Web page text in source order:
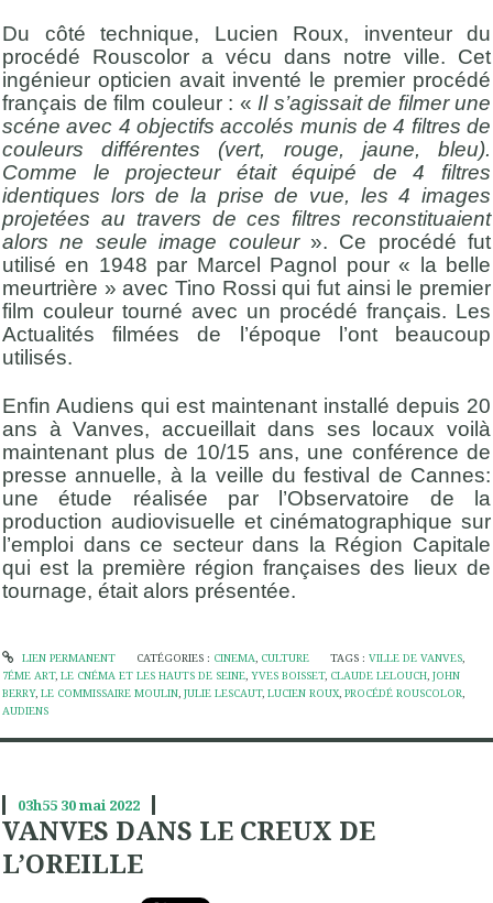
Du côté technique, Lucien Roux, inventeur du
procédé Rouscolor a vécu dans notre ville. Cet
ingénieur opticien avait inventé le premier procédé
français de film couleur : « Il s’agissait de filmer une
scéne avec 4 objectifs accolés munis de 4 filtres de
couleurs différentes (vert, rouge, jaune, bleu).
Comme le projecteur était équipé de 4 filtres
identiques lors de la prise de vue, les 4 images
projetées au travers de ces filtres reconstituaient
alors ne seule image couleur». Ce procédé fut
utilisé en 1948 par Marcel Pagnol pour « la belle
meurtrière » avec Tino Rossi qui fut ainsi le premier
film couleur tourné avec un procédé français. Les
Actualités filmées de l’époque l’ont beaucoup
utilisés.
Enfin Audiens qui est maintenant installé depuis 20
ans à Vanves, accueillait dans ses locaux voilà
maintenant plus de 10/15 ans, une conférence de
presse annuelle, à la veille du festival de Cannes:
une étude réalisée par l’Observatoire de la
production audiovisuelle et cinématographique sur
l’emploi dans ce secteur dans la Région Capitale
qui est la première région françaises des lieux de
tournage, était alors présentée.
LIEN PERMANENT CATÉGORIES : CINEMA, CULTURE TAGS :VILLE DE VANVES,
7ÉME ART, LE CNÉMA ET LES HAUTS DE SEINE, YVES BOISSET, CLAUDE LELOUCH, JOHN
BERRY, LE COMMISSAIRE MOULIN, JULIE LESCAUT, LUCIEN ROUX, PROCÉDÉ ROUSCOLOR,
AUDIENS
03h55 30mai 2022
VANVES DANS LE CREUX DE
L’OREILLE